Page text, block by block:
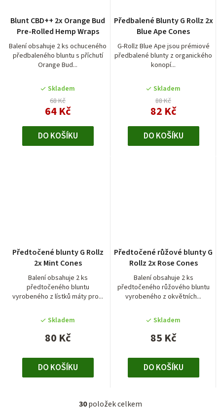
Blunt CBD++ 2x Orange Bud
Pre-Rolled Hemp Wraps
Balení obsahuje 2 ks ochuceného
předbaleného bluntu s příchutí
Orange Bud...
Skladem
68 Kč
64 Kč
DO KOŠÍKU
Předbalené Blunty G Rollz 2x
Blue Ape Cones
G-Rollz Blue Ape jsou prémiové
předbalené blunty z organického
konopí...
Skladem
88 Kč
82 Kč
DO KOŠÍKU
Předtočené blunty G Rollz
2x Mint Cones
Balení obsahuje 2 ks
předtočeného bluntu
vyrobeného z lístků máty pro...
Skladem
80 Kč
DO KOŠÍKU
Předtočené růžové blunty G
Rollz 2x Rose Cones
Balení obsahuje 2 ks
předtočeného růžového bluntu
vyrobeného z okvětních...
Skladem
85 Kč
DO KOŠÍKU
30položek celkem